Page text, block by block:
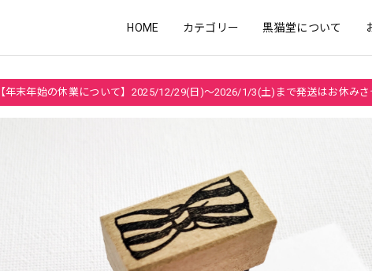
HOME カテゴリー 黒猫堂について
【年末年始の休業について】2025/12/29(日)～2026/1/3(土)まで発送はお休みさ